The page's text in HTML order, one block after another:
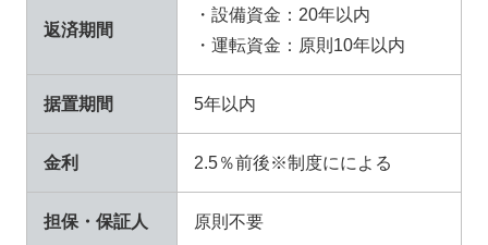
返済期間
・設備資金：20年以内
・運転資金：原則10年以内
据置期間 5年以内
金利 2.5％前後※制度にによる
担保・保証人​ 原則不要